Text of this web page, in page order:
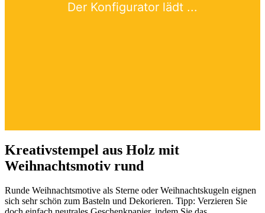
Kreativstempel aus Holz mit
Weihnachtsmotiv rund
Runde Weihnachtsmotive als Sterne oder Weihnachtskugeln eignen
sich sehr schön zum Basteln und Dekorieren. Tipp: Verzieren Sie